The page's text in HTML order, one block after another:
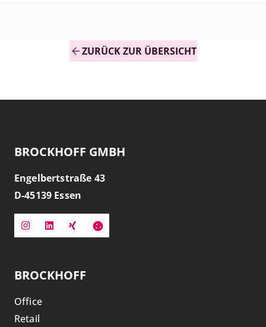
ZURÜCK ZUR ÜBERSICHT
BROCKHOFF GMBH
Engelbertstraße 43
D-45139 Essen
BROCKHOFF
Office
Retail